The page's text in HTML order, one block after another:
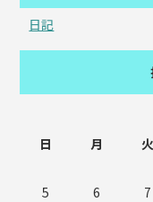
日記
日
月 火
5
6 7